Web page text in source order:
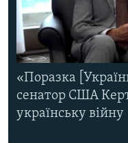
«Поразка
сенатор США
українську війну